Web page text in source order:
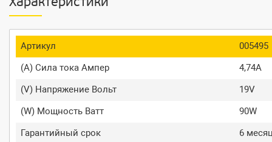
Характеристики
Артикул
005495
(A) Сила тока Ампер
4,74A
(V) Напряжение Вольт
19V
(W) Мощность Ватт
90W
Гарантийный срок
6